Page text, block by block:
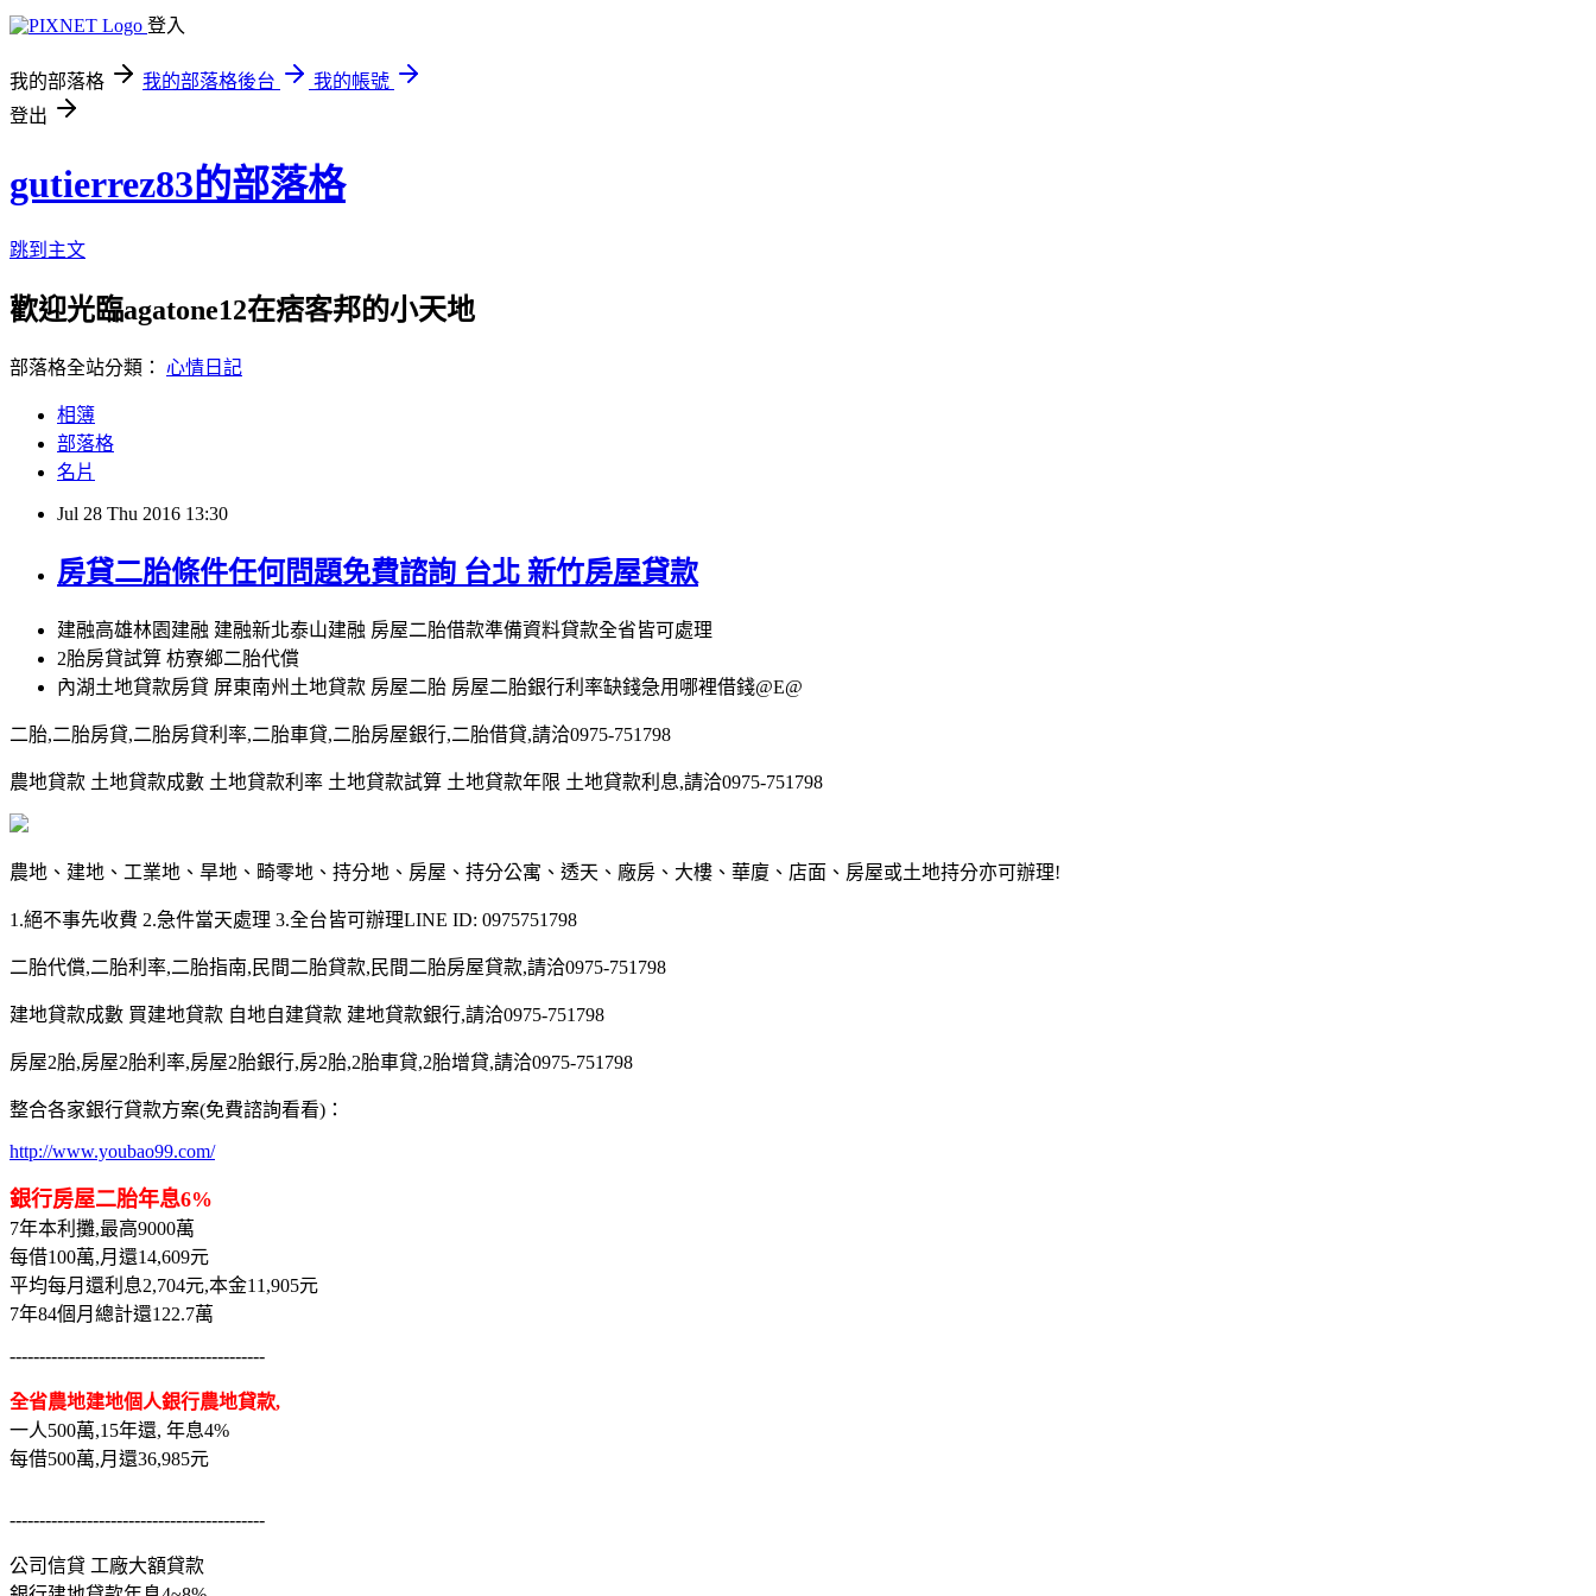
登入
我的部落格 我的部落格後台
我的帳號
登出
gutierrez83的部落格
跳到主文
歡迎光臨agatone12在痞客邦的小天地
部落格全站分類： 心情日記
相簿
部落格
名片
Jul 28 Thu 2016 13:30
房貸二胎條件任何問題免費諮詢 台北 新竹房屋貸款
建融高雄林園建融 建融新北泰山建融 房屋二胎借款準備資料貸款全省皆可處理
2胎房貸試算 枋寮鄉二胎代償
內湖土地貸款房貸 屏東南州土地貸款 房屋二胎 房屋二胎銀行利率缺錢急用哪裡借錢@E@
二胎,二胎房貸,二胎房貸利率,二胎車貸,二胎房屋銀行,二胎借貸,請洽0975-751798
農地貸款 土地貸款成數 土地貸款利率 土地貸款試算 土地貸款年限 土地貸款利息,請洽0975-751798
農地、建地、工業地、旱地、畸零地、持分地、房屋、持分公寓、透天、廠房、大樓、華廈、店面、房屋或土地持分亦可辦理!
1.絕不事先收費 2.急件當天處理 3.全台皆可辦理LINE ID: 0975751798
二胎代償,二胎利率,二胎指南,民間二胎貸款,民間二胎房屋貸款,請洽0975-751798
建地貸款成數 買建地貸款 自地自建貸款 建地貸款銀行,請洽0975-751798
房屋2胎,房屋2胎利率,房屋2胎銀行,房2胎,2胎車貸,2胎增貸,請洽0975-751798
整合各家銀行貸款方案(免費諮詢看看)：
http://www.youbao99.com/
銀行房屋二胎年息6%
7年本利攤,最高9000萬
每借100萬,月還14,609元
平均每月還利息2,704元,本金11,905元
7年84個月總計還122.7萬
-------------------------------------------
全省農地建地個人銀行農地貸款,
一人500萬,15年還, 年息4%
每借500萬,月還36,985元
-------------------------------------------
公司信貸 工廠大額貸款